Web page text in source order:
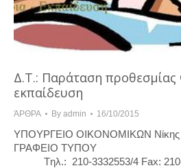
Δ.Τ.: Παράταση
εκπαίδευση
ΆΡΘΡΑ By admin 16/10/2015
ΥΠΟΥΡΓΕΙΟ ΟΙΚΟΝΟΜΙΚΩΝ Νίκης
ΓΡΑΦΕΙΟ
Tηλ.: 210-3332553/4 Fax: 210-